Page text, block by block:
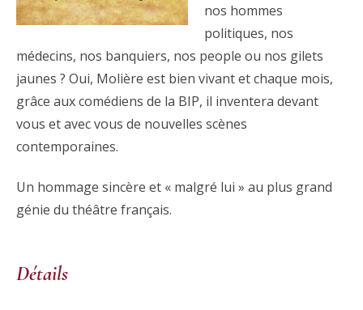
nos hommes
politiques, nos
médecins, nos banquiers, nos people ou nos gilets
jaunes ? Oui, Molière est bien vivant et chaque mois,
grâce aux comédiens de la BIP, il inventera devant
vous et avec vous de nouvelles scènes
contemporaines.
Un hommage sincère et « malgré lui » au plus grand
génie du théâtre français.
Détails